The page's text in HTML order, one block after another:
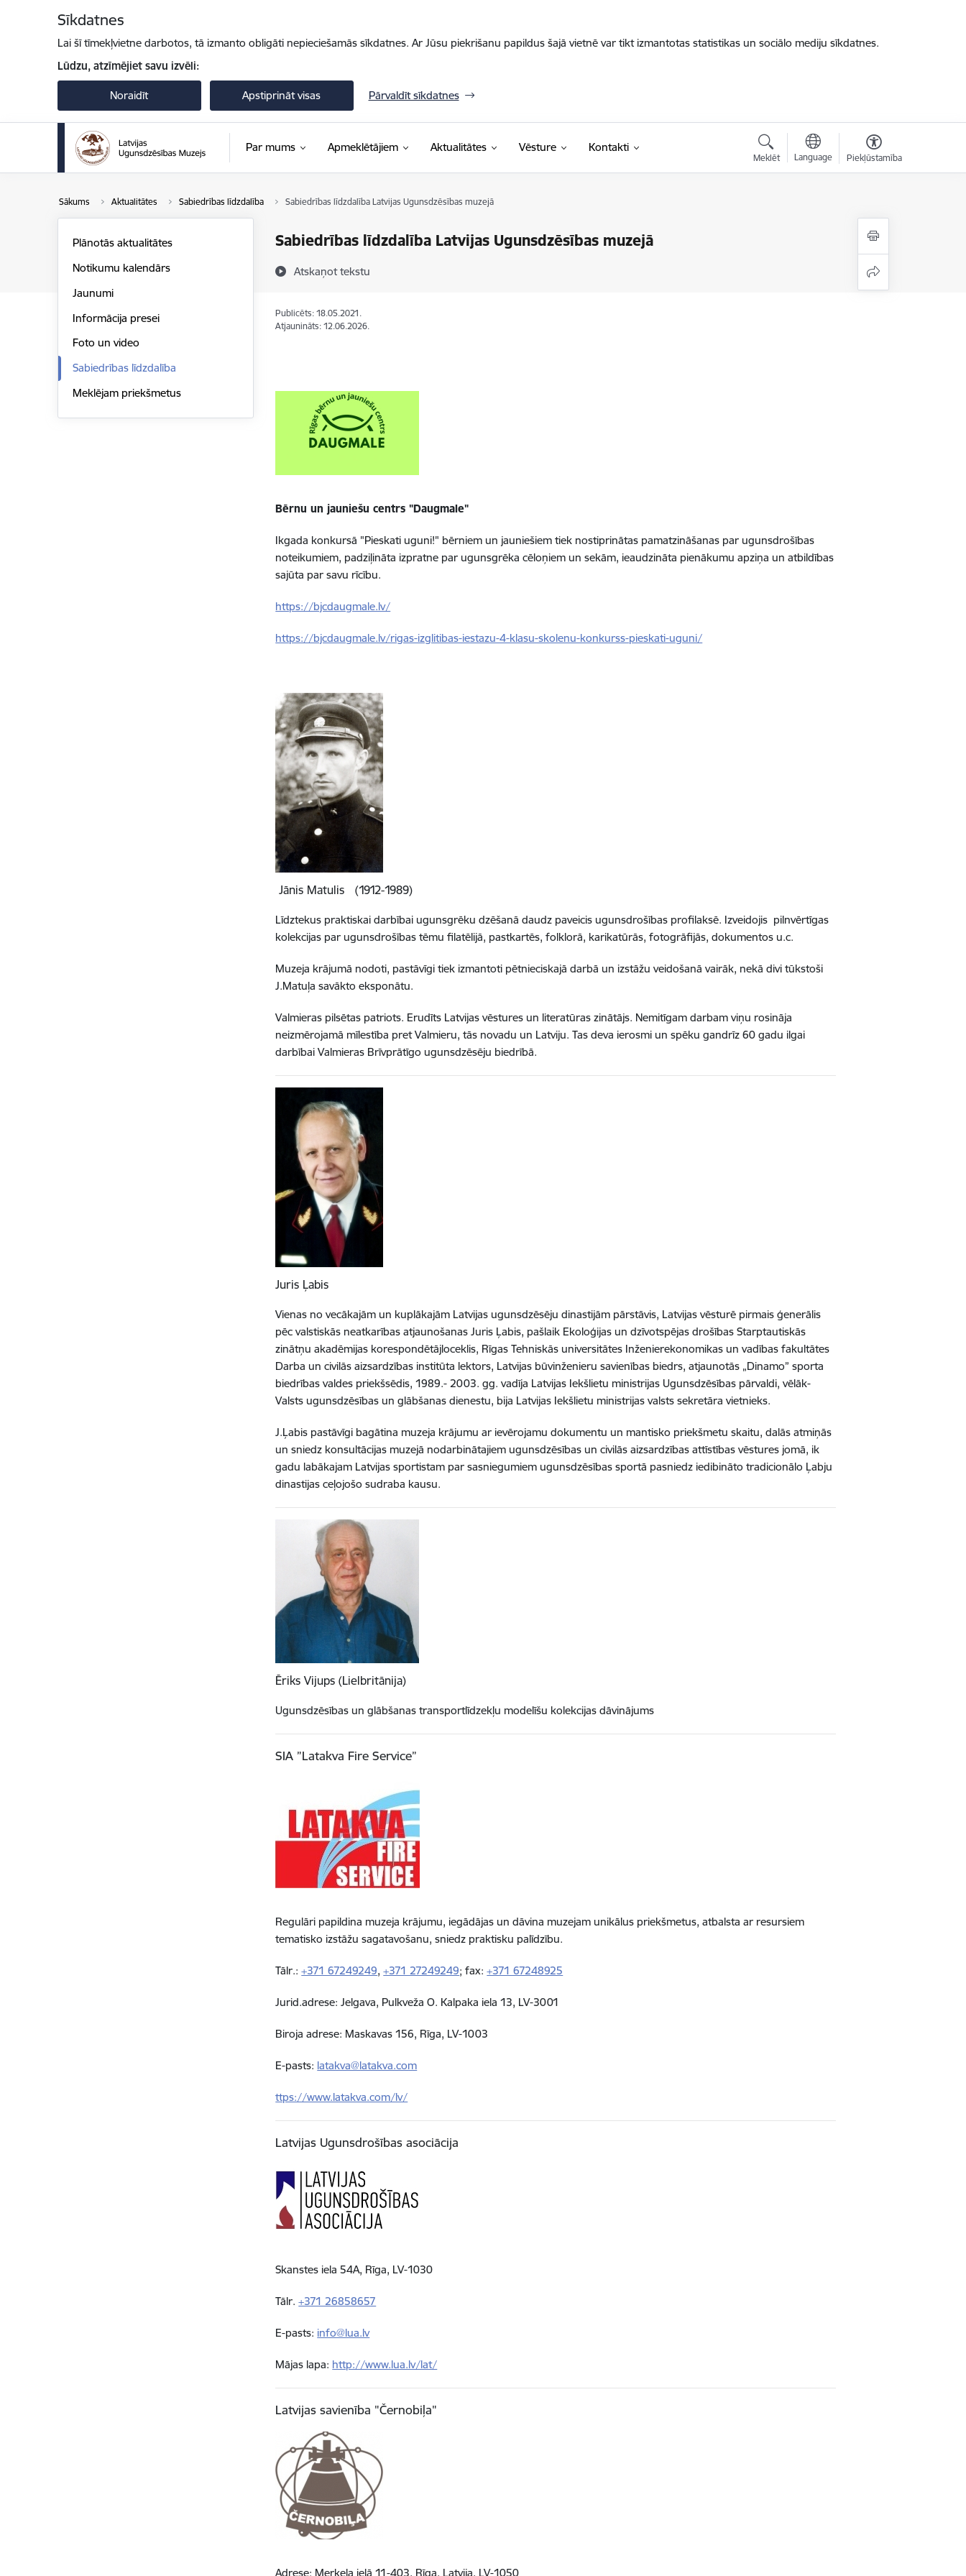
Sīkdatnes
Lai šī tīmekļvietne darbotos, tā izmanto obligāti nepieciešamās sīkdatnes. Ar Jūsu piekrišanu papildus šajā vietnē var tikt izmantotas statistikas un sociālo mediju sīkdatnes.
Lūdzu, atzīmējiet savu izvēli:
Noraidīt Apstiprināt visas Pārvaldīt sīkdatnes
Par mums Apmeklētājiem Aktualitātes Vēsture Kontakti
Meklēt Language Piekļūstamība
Sākums Aktualitātes Sabiedrības līdzdalība Sabiedrības līdzdalība Latvijas Ugunsdzēsības muzejā
Sabiedrības līdzdalība Latvijas Ugunsdzēsības muzejā
Atskaņot tekstu
Plānotās aktualitātes
Notikumu kalendārs
Jaunumi
Informācija presei
Foto un video
Sabiedrības līdzdalība
Meklējam priekšmetus
Publicēts: 18.05.2021.
Atjaunināts: 12.06.2026.
Bērnu un jauniešu centrs "Daugmale"
Ikgada konkursā "Pieskati uguni!" bērniem un jauniešiem tiek nostiprinātas pamatzināšanas par ugunsdrošības
noteikumiem, padziļināta izpratne par ugunsgrēka cēloņiem un sekām, ieaudzināta pienākumu apziņa un atbildības
sajūta par savu rīcību.
https://bjcdaugmale.lv/
https://bjcdaugmale.lv/rigas-izglitibas-iestazu-4-klasu-skolenu-konkurss-pieskati-uguni/
Jānis Matulis (1912-1989)
Līdztekus praktiskai darbībai ugunsgrēku dzēšanā daudz paveicis ugunsdrošības profilaksē. Izveidojis pilnvērtīgas
kolekcijas par ugunsdrošības tēmu filatēlijā, pastkartēs, folklorā, karikatūrās, fotogrāfijās, dokumentos u.c.
Muzeja krājumā nodoti, pastāvīgi tiek izmantoti pētnieciskajā darbā un izstāžu veidošanā vairāk, nekā divi tūkstoši
J.Matuļa savākto eksponātu.
Valmieras pilsētas patriots. Erudīts Latvijas vēstures un literatūras zinātājs. Nemitīgam darbam viņu rosināja
neizmērojamā mīlestība pret Valmieru, tās novadu un Latviju. Tas deva ierosmi un spēku gandrīz 60 gadu ilgai
darbībai Valmieras Brīvprātīgo ugunsdzēsēju biedrībā.
Juris Ļabis
Vienas no vecākajām un kuplākajām Latvijas ugunsdzēsēju dinastijām pārstāvis, Latvijas vēsturē pirmais ģenerālis
pēc valstiskās neatkarības atjaunošanas Juris Ļabis, pašlaik Ekoloģijas un dzīvotspējas drošības Starptautiskās
zinātņu akadēmijas korespondētājloceklis, Rīgas Tehniskās universitātes Inženierekonomikas un vadības fakultātes
Darba un civilās aizsardzības institūta lektors, Latvijas būvinženieru savienības biedrs, atjaunotās „Dinamo” sporta
biedrības valdes priekšsēdis, 1989.- 2003. gg. vadīja Latvijas Iekšlietu ministrijas Ugunsdzēsības pārvaldi, vēlāk-
Valsts ugunsdzēsības un glābšanas dienestu, bija Latvijas Iekšlietu ministrijas valsts sekretāra vietnieks.
J.Ļabis pastāvīgi bagātina muzeja krājumu ar ievērojamu dokumentu un mantisko priekšmetu skaitu, dalās atmiņās
un sniedz konsultācijas muzejā nodarbinātajiem ugunsdzēsības un civilās aizsardzības attīstības vēstures jomā, ik
gadu labākajam Latvijas sportistam par sasniegumiem ugunsdzēsības sportā pasniedz iedibināto tradicionālo Ļabju
dinastijas ceļojošo sudraba kausu.
Ēriks Vijups (Lielbritānija)
Ugunsdzēsības un glābšanas transportlīdzekļu modelīšu kolekcijas dāvinājums
SIA ”Latakva Fire Service”
Regulāri papildina muzeja krājumu, iegādājas un dāvina muzejam unikālus priekšmetus, atbalsta ar resursiem
tematisko izstāžu sagatavošanu, sniedz praktisku palīdzību.
Tālr.:+371 67249249,+371 27249249; fax:+371 67248925
Jurid.adrese: Jelgava, Pulkveža O. Kalpaka iela 13, LV-3001
Biroja adrese: Maskavas 156, Rīga, LV-1003
E-pasts: latakva@latakva.com
ttps://www.latakva.com/lv/
Latvijas Ugunsdrošības asociācija
Skanstes iela 54A, Rīga, LV-1030
Tālr.+371 26858657
E-pasts: info@lua.lv
Mājas lapa: http://www.lua.lv/lat/
Latvijas savienība "Černobiļa"
Adrese: Merķeļa ielā 11-403, Rīga, Latvija, LV-1050